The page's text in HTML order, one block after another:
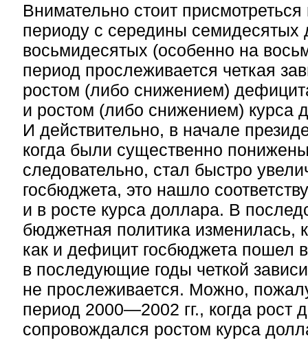
Внимательно стоит
периоду с середины семидесятых
восьмидесятых (особенно на
период прослеживается четкая
ростом (либо снижением)
и ростом (либо снижением) курса
И действительно, в начале
когда были существенно
следовательно, стал быстро
госбюджета, это нашло
и в росте курса доллара. В
бюджетная политика изменилась,
как и дефицит госбюджета пошел
в последующие годы четкой
не прослеживается. Можно,
период 2000—2002 гг., когда рост
сопровождался ростом курса